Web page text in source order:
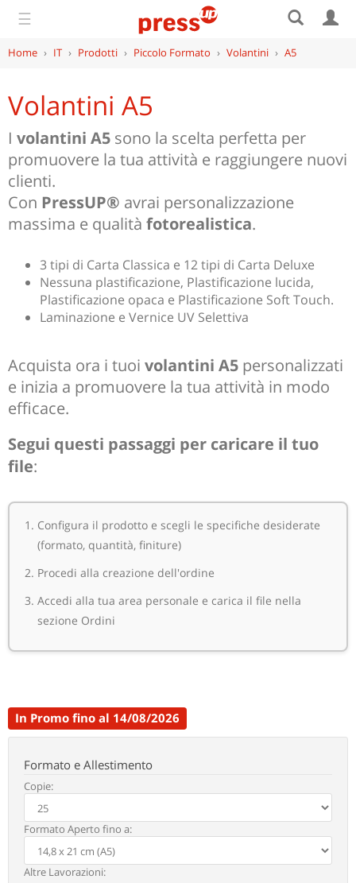
☰
Home › IT › Prodotti › Piccolo Formato › Volantini › A5
Volantini A5
I volantini A5 sono la scelta perfetta per
promuovere la tua attività e raggiungere nuovi
clienti.
Con PressUP® avrai personalizzazione
massima e qualità fotorealistica.
3 tipi di Carta Classica e 12 tipi di Carta Deluxe
Nessuna plastificazione, Plastificazione lucida,
Plastificazione opaca e Plastificazione Soft Touch.
Laminazione e Vernice UV Selettiva
Acquista ora i tuoi volantini A5 personalizzati
e inizia a promuovere la tua attività in modo
efficace.
Segui questi passaggi per caricare il tuo
file:
Configura il prodotto e scegli le specifiche desiderate
(formato, quantità, finiture)
Procedi alla creazione dell'ordine
Accedi alla tua area personale e carica il file nella
sezione Ordini
In Promo fino al 14/08/2026
Formato e Allestimento
Copie:
Formato Aperto fino a:
Altre Lavorazioni: